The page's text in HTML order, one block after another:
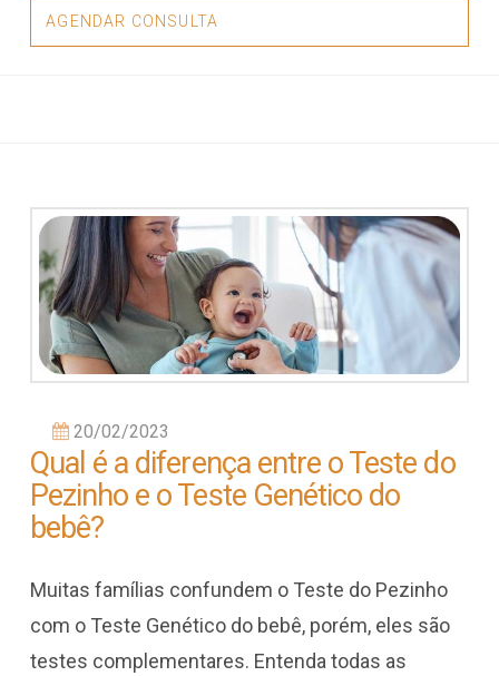
e
o
Teste
Genético
do
bebê?
AGENDAR CONSULTA
20/02/2023
Qual é a diferença entre o Teste do
Pezinho e o Teste Genético do
bebê?
Muitas famílias confundem o Teste do Pezinho
com o Teste Genético do bebê, porém, eles são
testes complementares. Entenda todas as